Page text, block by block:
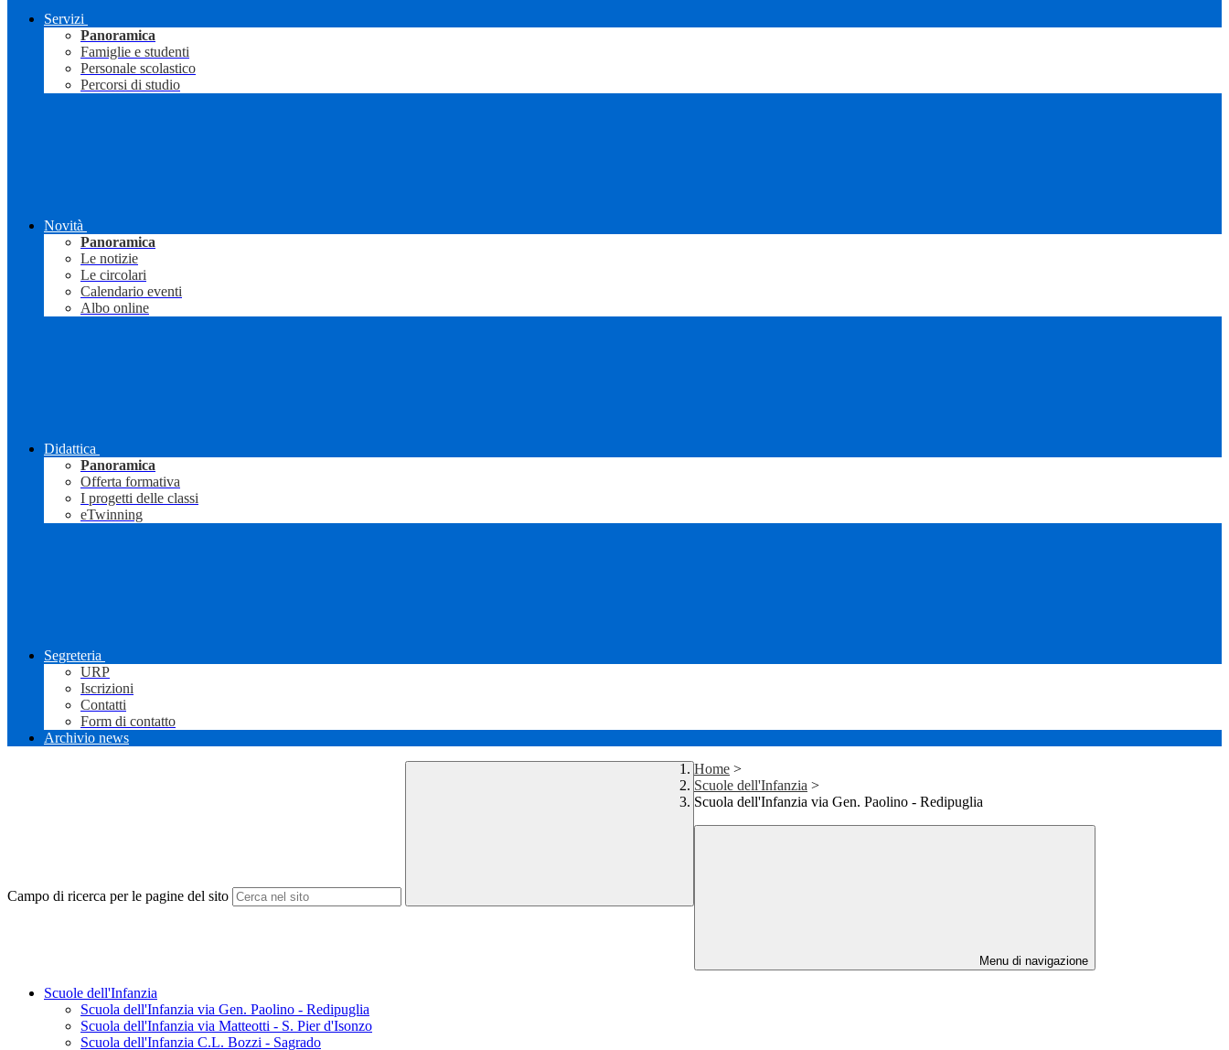
Servizi
Panoramica
Famiglie e studenti
Personale scolastico
Percorsi di studio
Novità
Panoramica
Le notizie
Le circolari
Calendario eventi
Albo online
Didattica
Panoramica
Offerta formativa
I progetti delle classi
eTwinning
Segreteria
URP
Iscrizioni
Contatti
Form di contatto
Archivio news
Campo di ricerca per le pagine del sito
Home >
Scuole dell'Infanzia >
Scuola dell'Infanzia via Gen. Paolino - Redipuglia
Menu di navigazione
Scuole dell'Infanzia
Scuola dell'Infanzia via Gen. Paolino - Redipuglia
Scuola dell'Infanzia via Matteotti - S. Pier d'Isonzo
Scuola dell'Infanzia C.L. Bozzi - Sagrado